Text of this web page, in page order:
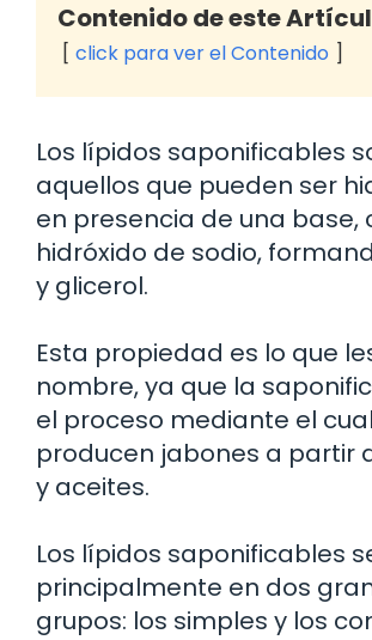
Contenido de este
click para ver el Contenido
Los lípidos saponificables
aquellos que pueden ser
en presencia de una base,
hidróxido de sodio,
y glicerol.
Esta propiedad es lo que
nombre, ya que la
el proceso mediante el
producen jabones a partir
y aceites.
Los lípidos saponificables
principalmente en dos
grupos: los simples y los